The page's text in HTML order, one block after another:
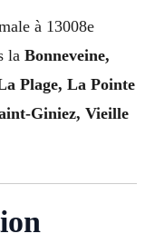
à 13008e
la Bonneveine,
Plage, La Pointe
Giniez, Vieille